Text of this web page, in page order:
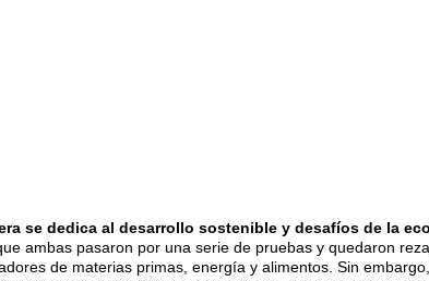
se dedica al desarrollo sostenible y desafíos de la
ambas pasaron por una serie de pruebas y quedaron
de materias primas, energía y alimentos. Sin